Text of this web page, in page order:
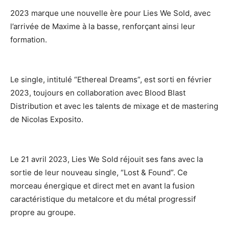
2023 marque une nouvelle ère pour Lies We Sold, avec
l’arrivée de Maxime à la basse, renforçant ainsi leur
formation.
Le single, intitulé “Ethereal Dreams”, est sorti en février
2023, toujours en collaboration avec Blood Blast
Distribution et avec les talents de mixage et de mastering
de Nicolas Exposito.
Le 21 avril 2023, Lies We Sold réjouit ses fans avec la
sortie de leur nouveau single, “Lost & Found”. Ce
morceau énergique et direct met en avant la fusion
caractéristique du metalcore et du métal progressif
propre au groupe.